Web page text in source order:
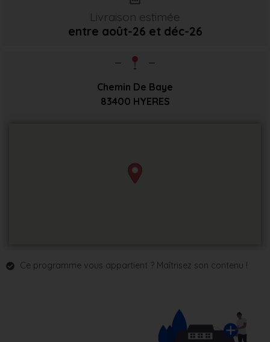
Livraison estimée
entre août-26 et déc-26
Chemin De Baye
83400 HYERES
Ce programme vous appartient ? Maîtrisez son contenu !